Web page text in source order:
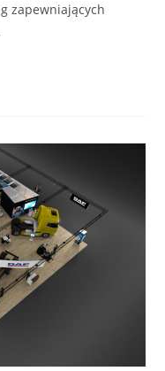
zapewniających